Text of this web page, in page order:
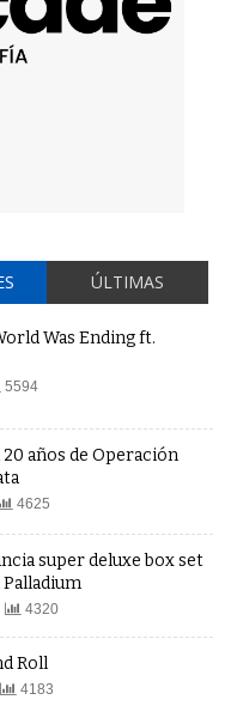
ÚLTIMAS
Was Ending ft.
5594
años de Operación
4625
super deluxe box set
4320
Roll
4183